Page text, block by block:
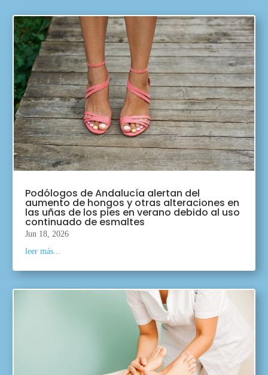
Podólogos de Andalucía alertan del
aumento de hongos y otras alteraciones en
las uñas de los pies en verano debido al uso
continuado de esmaltes
Jun 18, 2026
leer más...